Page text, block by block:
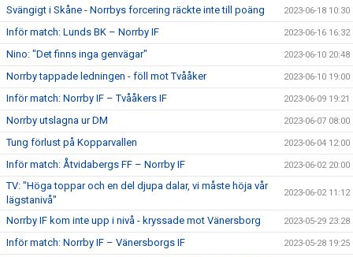
Svängigt i Skåne - Norrbys forcering räckte inte till poäng 2023-06-18 10:30
Inför match: Lunds BK – Norrby IF 2023-06-16 16:32
Nino: "Det finns inga genvägar" 2023-06-10 20:48
Norrby tappade ledningen - föll mot Tvååker 2023-06-10 19:00
Inför match: Norrby IF – Tvååkers IF 2023-06-09 19:21
Norrby utslagna ur DM 2023-06-07 08:00
Tung förlust på Kopparvallen 2023-06-04 12:00
Inför match: Åtvidabergs FF – Norrby IF 2023-06-02 20:00
TV: "Höga toppar och en del djupa dalar, vi måste höja vår
lägstanivå"
2023-06-02 11:12
Norrby IF kom inte upp i nivå - kryssade mot Vänersborg 2023-05-29 23:28
Inför match: Norrby IF – Vänersborgs IF 2023-05-28 19:25